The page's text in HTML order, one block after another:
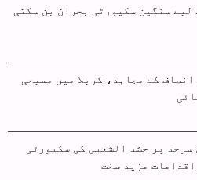
لیے سنگین سکیورٹی بحران بن سکتی
کے مجاہد، کربلا میں مسیحی
سرحد پر حشد الشعبی کی سکیورٹی
مزید سخت